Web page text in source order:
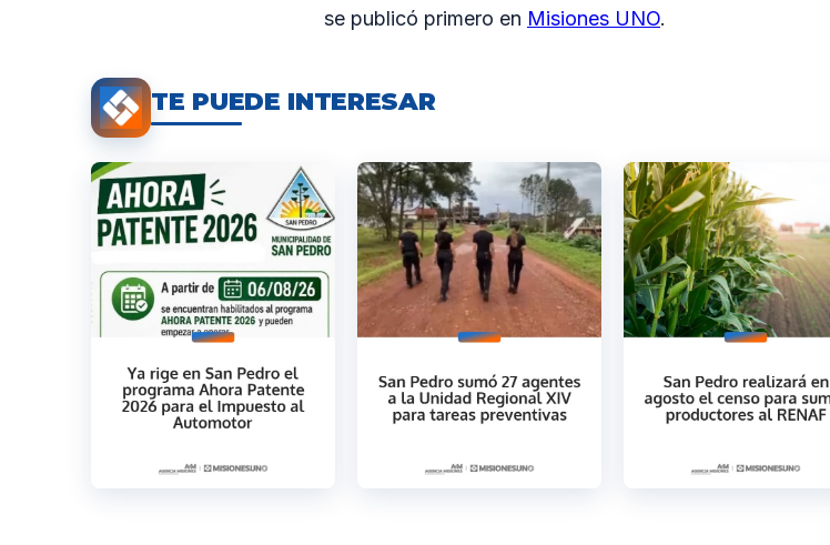
se publicó primero en Misiones UNO.
TE PUEDE INTERESAR